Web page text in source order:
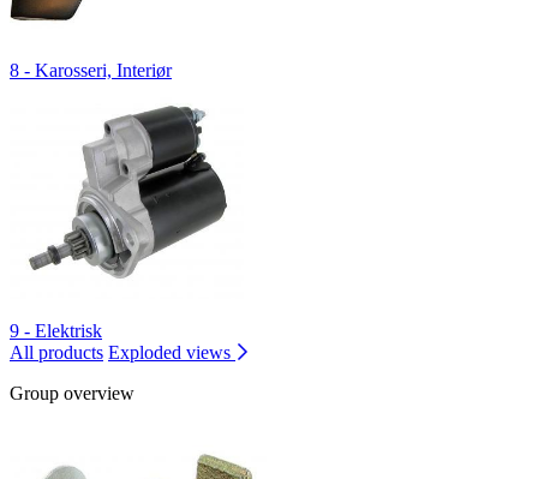
8 - Karosseri, Interiør
9 - Elektrisk
All products Exploded views
Group overview